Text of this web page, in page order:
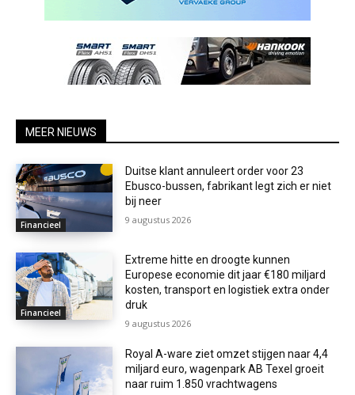
MEER NIEUWS
Financieel
Duitse klant annuleert order voor 23
Ebusco-bussen, fabrikant legt zich er niet
bij neer
9 augustus 2026
Financieel
Extreme hitte en droogte kunnen
Europese economie dit jaar €180 miljard
kosten, transport en logistiek extra onder
druk
9 augustus 2026
Royal A-ware ziet omzet stijgen naar 4,4
miljard euro, wagenpark AB Texel groeit
naar ruim 1.850 vrachtwagens